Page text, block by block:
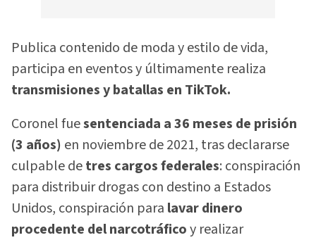
Publica contenido de moda y estilo de vida,
participa en eventos y últimamente realiza
transmisiones y batallas en TikTok.
Coronel fuesentenciada a 36 meses de prisión
(3 años) en noviembre de 2021, tras declararse
culpable detres cargos federales: conspiración
para distribuir drogas con destino a Estados
Unidos, conspiración para lavar dinero
procedente del narcotráficoy realizar